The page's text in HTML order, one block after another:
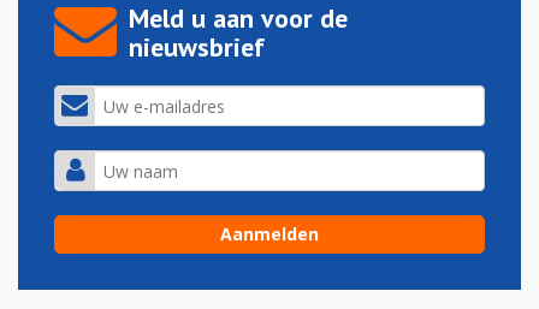
Meld u aan voor de
nieuwsbrief